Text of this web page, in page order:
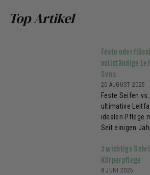
Top Artikel
Feste oder
vollständige
Sens
20 AUGUST 2025
Feste Seifen
ultimative
idealen Pflege
Seit einigen
3 wichtige
Körperpflege
8 JUNI 2025